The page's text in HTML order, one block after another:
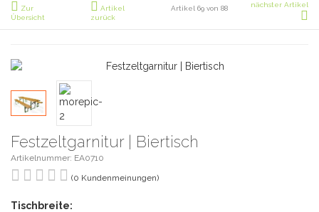
Zur
Übersicht
Artikel
zurück
Artikel 69 von 88 nächster Artikel
Festzeltgarnitur | Biertisch
Artikelnummer: EA0710
(0 Kundenmeinungen)
Tischbreite: